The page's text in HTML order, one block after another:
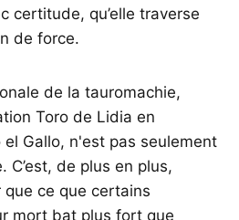
certitude, qu’elle traverse
de force.
de la tauromachie,
Toro de Lidia en
Gallo, n'est pas seulement
C’est, de plus en plus,
que ce que certains
mort bat plus fort que